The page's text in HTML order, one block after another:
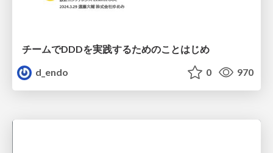
チームでDDDを実践するためのことはじめ
d_endo
0 970